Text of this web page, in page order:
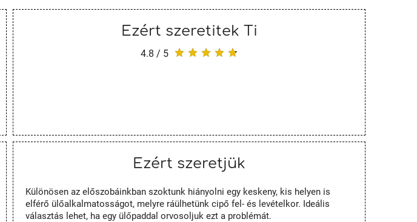
Ezért szeretitek Ti
4.8 / 5
Ezért szeretjük
Különösen az előszobáinkban szoktunk hiányolni egy keskeny, kis helyen is
elférő ülőalkalmatosságot, melyre ráülhetünk cipő fel- és levételkor. Ideális
választás lehet, ha egy ülőpaddal orvosoljuk ezt a problémát.